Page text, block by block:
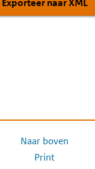
Exporteer naar XML
Naar boven
Print